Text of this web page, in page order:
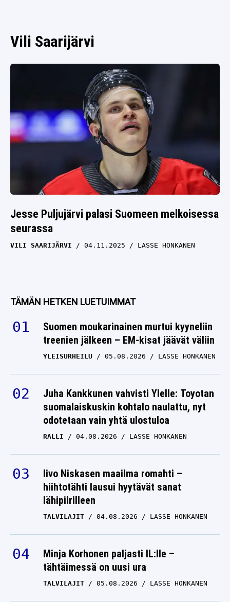
Vili Saarijärvi
Jesse Puljujärvi palasi Suomeen melkoisessa
seurassa
VILI SAARIJÄRVI 04.11.2025 LASSE HONKANEN
TÄMÄN HETKEN LUETUIMMAT
Suomen moukarinainen murtui kyyneliin
treenien jälkeen – EM-kisat jäävät väliin
YLEISURHEILU 05.08.2026 LASSE HONKANEN
Juha Kankkunen vahvisti Ylelle: Toyotan
suomalaiskuskin kohtalo naulattu, nyt
odotetaan vain yhtä ulostuloa
RALLI 04.08.2026 LASSE HONKANEN
Iivo Niskasen maailma romahti –
hiihtotähti lausui hyytävät sanat
lähipiirilleen
TALVILAJIT 04.08.2026 LASSE HONKANEN
Minja Korhonen paljasti IL:lle –
tähtäimessä on uusi ura
TALVILAJIT 05.08.2026 LASSE HONKANEN